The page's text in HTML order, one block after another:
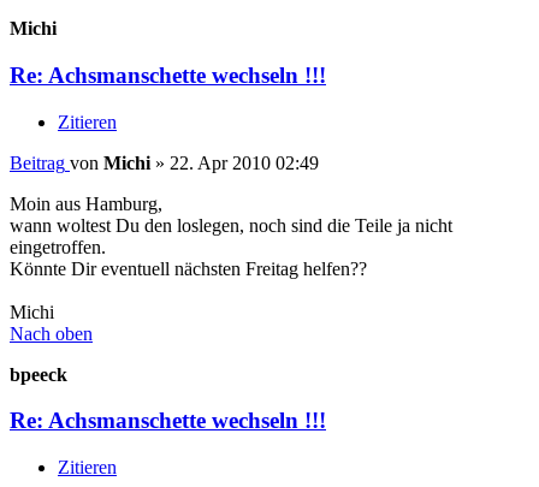
Michi
Re: Achsmanschette wechseln !!!
Zitieren
Beitrag von Michi » 22. Apr 2010 02:49
Moin aus Hamburg,
wann woltest Du den loslegen, noch sind die Teile ja nicht
eingetroffen.
Könnte Dir eventuell nächsten Freitag helfen??
Michi
Nach oben
bpeeck
Re: Achsmanschette wechseln !!!
Zitieren